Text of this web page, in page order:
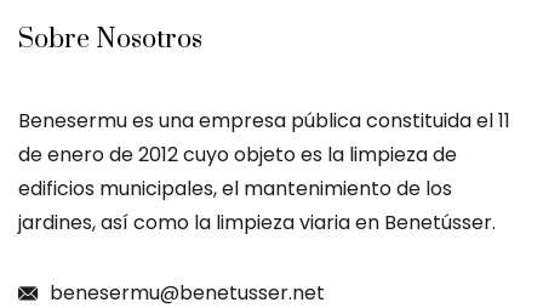
Sobre Nosotros
Benesermu es una empresa pública constituida el 11
de enero de 2012 cuyo objeto es la limpieza de
edificios municipales, el mantenimiento de los
jardines, así como la limpieza viaria en Benetússer.
benesermu@benetusser.net